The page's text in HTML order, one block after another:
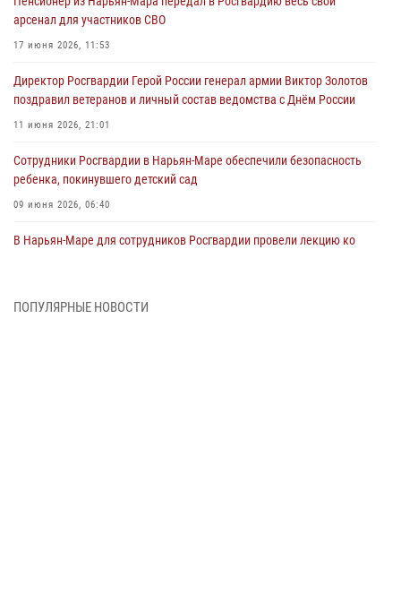
арсенал для участников СВО
17 июня 2026, 11:53
Директор Росгвардии Герой России генерал армии Виктор Золотов
поздравил ветеранов и личный состав ведомства с Днём России
11 июня 2026, 21:01
Сотрудники Росгвардии в Нарьян-Маре обеспечили безопасность
ребенка, покинувшего детский сад
09 июня 2026, 06:40
В Нарьян-Маре для сотрудников Росгвардии провели лекцию ко
ПОПУЛЯРНЫЕ НОВОСТИ